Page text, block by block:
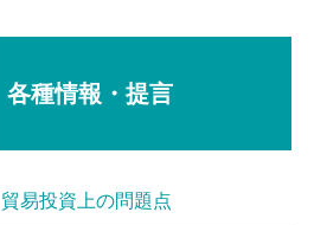
各種情報・提言
貿易投資上の問題点